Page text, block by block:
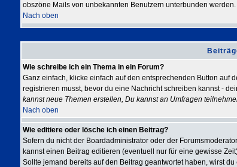
obszöne Mails von unbekannten Benutzern unterbunden werden.
Nach oben
Wie schreibe ich ein Thema in ein Forum?
Ganz einfach, klicke einfach auf den entsprechenden Button auf
registrieren musst, bevor du eine Nachricht schreiben kannst -
kannst neue Themen erstellen, Du kannst an Umfragen
Nach oben
Wie editiere oder lösche ich einen Beitrag?
Sofern du nicht der Boardadministrator oder der
kannst einen Beitrag editieren (eventuell nur für eine gewisse
Sollte jemand bereits auf den Beitrag geantwortet haben, wirst